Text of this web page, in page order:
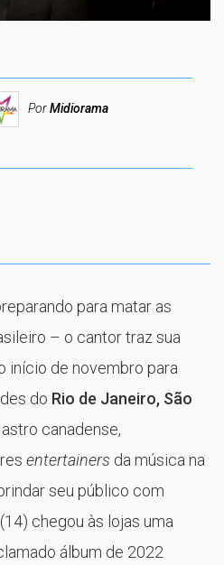
PorMidiorama
para matar as
– o cantor traz sua
início de novembro para
do Rio de Janeiro, São
canadense,
entertainers da música na
seu público com
chegou às lojas uma
álbum de 2022